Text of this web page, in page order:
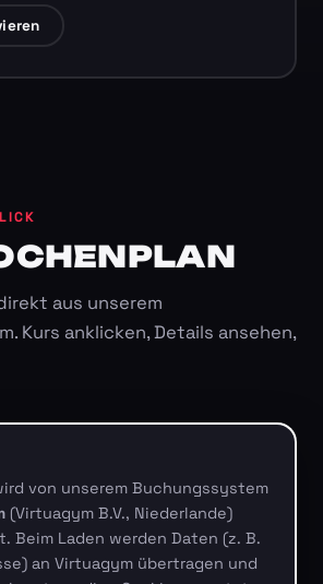
aus unserem
Kurs anklicken, Details ansehen,
von unserem Buchungssystem
(Virtuagym B.V., Niederlande)
Beim Laden werden Daten (z. B.
an Virtuagym übertragen und